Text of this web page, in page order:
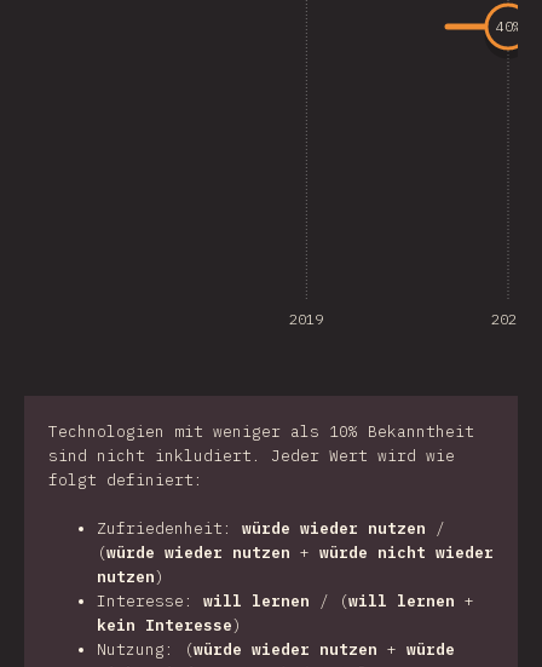
2019 2020
40%
Technologien mit weniger als 10% Bekanntheit
sind nicht inkludiert. Jeder Wert wird wie
folgt definiert:
Zufriedenheit: würde wieder nutzen /
(würde wieder nutzen + würde nicht wieder
nutzen)
Interesse: will lernen / (will lernen +
kein Interesse)
Nutzung: (würde wieder nutzen + würde